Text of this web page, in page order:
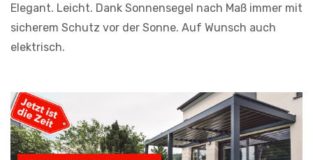
Elegant. Leicht. Dank Sonnensegel nach Maß immer mit
sicherem Schutz vor der Sonne. Auf Wunsch auch
elektrisch.